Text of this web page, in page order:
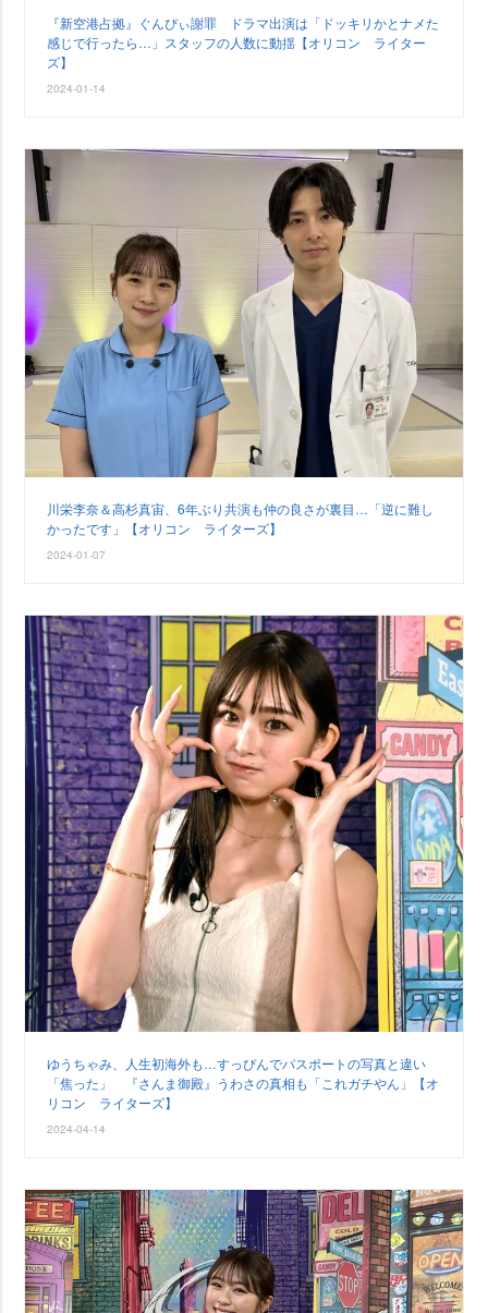
『新空港占拠』ぐんぴぃ謝罪 ドラマ出演は「ドッキリかとナメた
感じで行ったら…」スタッフの人数に動揺【オリコン ライター
ズ】
2024-01-14
川栄李奈＆高杉真宙、6年ぶり共演も仲の良さが裏目…「逆に難し
かったです」【オリコン ライターズ】
2024-01-07
ゆうちゃみ、人生初海外も…すっぴんでパスポートの写真と違い
「焦った」 『さんま御殿』うわさの真相も「これガチやん」【オ
リコン ライターズ】
2024-04-14